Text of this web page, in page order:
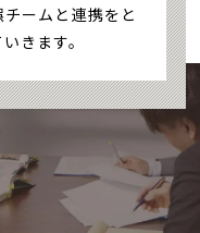
ームと連携をと
きます。